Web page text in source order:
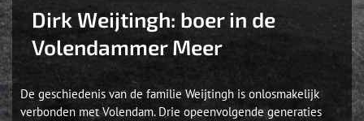
Dirk Weijtingh: boer in de
Volendammer Meer
De geschiedenis van de familie Weijtingh is onlosmakelijk
verbonden met Volendam. Drie opeenvolgende generaties